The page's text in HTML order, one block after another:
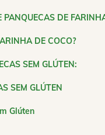
PANQUECAS DE
DE COCO?
SEM GLÚTEN:
SEM GLÚTEN
Glúten